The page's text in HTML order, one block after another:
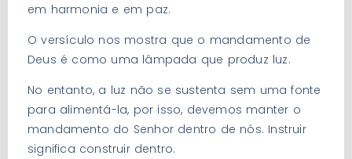
em harmonia e em paz.
O versículo nos mostra que o mandamento de
Deus é como uma lâmpada que produz luz.
No entanto, a luz não se sustenta sem uma fonte
para alimentá-la, por isso, devemos manter o
mandamento do Senhor dentro de nós. Instruir
significa construir dentro.